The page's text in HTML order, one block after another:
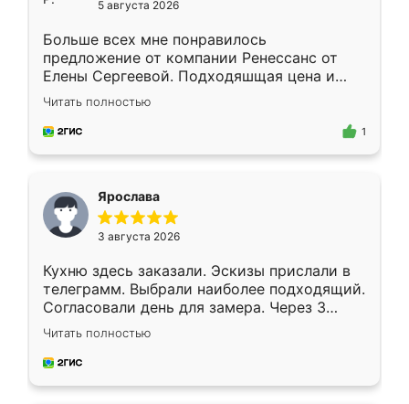
5 августа 2026
Больше всех мне понравилось
предложение от компании Ренессанс от
Елены Сергеевой. Подходяшщая цена и
короткие сроки изготовления. Приехавший
для замера сотрудник Владислав
предложил по моему эскизу самый
Читать полностью
1
Ярослава
3 августа 2026
Кухню здесь заказали. Эскизы прислали в
телеграмм. Выбрали наиболее подходящий.
Согласовали день для замера. Через 3
недели кухня была уже готова. Остались
довольны работой. Спасибо Ренессанс
мебель за качественную работу!
Читать полностью